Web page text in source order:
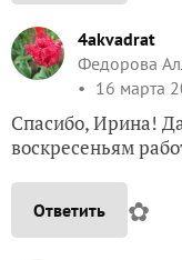
4akvadrat
Федорова
16 марта
Спасибо, Ирина!
воскресеньям
Ответить ✿